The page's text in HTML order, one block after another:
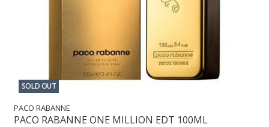
SOLD OUT
PACO RABANNE
PACO RABANNE ONE MILLION EDT 100ML